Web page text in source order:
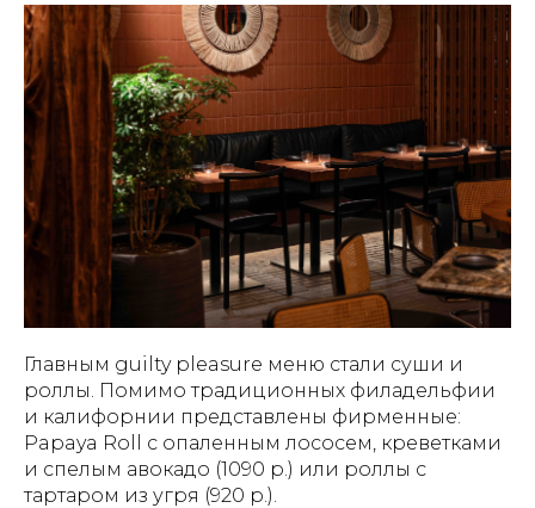
Главным guilty pleasure меню стали суши и
роллы. Помимо традиционных филадельфии
и калифорнии представлены фирменные:
Papaya Roll с опаленным лососем, креветками
и спелым авокадо (1090 р.) или роллы с
тартаром из угря (920 р.).